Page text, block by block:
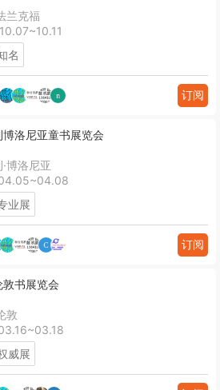
兰克福
名
订阅
博洛尼亚童书展览会
博洛尼亚
业展
订阅
敦书展览会
敦
威展